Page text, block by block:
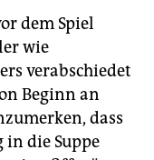
dem Spiel
wie
verabschiedet
Beginn an
dass
in die Suppe